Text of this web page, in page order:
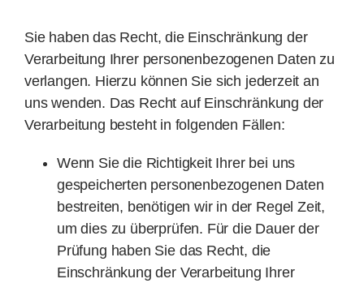
Sie haben das Recht, die Einschränkung der
Verarbeitung Ihrer personenbezogenen Daten zu
verlangen. Hierzu können Sie sich jederzeit an
uns wenden. Das Recht auf Einschränkung der
Verarbeitung besteht in folgenden Fällen:
Wenn Sie die Richtigkeit Ihrer bei uns
gespeicherten personenbezogenen Daten
bestreiten, benötigen wir in der Regel Zeit,
um dies zu überprüfen. Für die Dauer der
Prüfung haben Sie das Recht, die
Einschränkung der Verarbeitung Ihrer